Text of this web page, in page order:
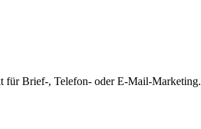
für Brief-, Telefon- oder E-Mail-Marketing.